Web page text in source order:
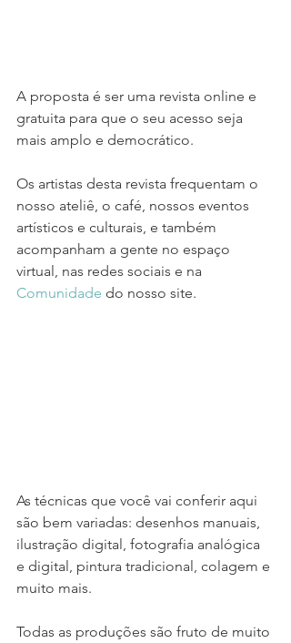
A proposta é ser uma revista online e
gratuita para que o seu acesso seja
mais amplo e democrático.
Os artistas desta revista frequentam o
nosso ateliê, o café, nossos eventos
artísticos e culturais, e também
acompanham a gente no espaço
virtual, nas redes sociais e na
Comunidade do nosso site.
As técnicas que você vai conferir aqui
são bem variadas: desenhos manuais,
ilustração digital, fotografia analógica
e digital, pintura tradicional, colagem e
muito mais.
Todas as produções são fruto de muito